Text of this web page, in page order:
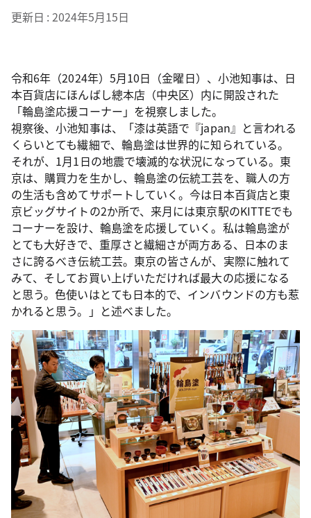
更新日 2024年5月15日
令和6年（2024年）5月10日（金曜日）、小池知事は、日
本百貨店にほんばし總本店（中央区）内に開設された
「輪島塗応援コーナー」を視察しました。
視察後、小池知事は、「漆は英語で『japan』と言われる
くらいとても繊細で、輪島塗は世界的に知られている。
それが、1月1日の地震で壊滅的な状況になっている。東
京は、購買力を生かし、輪島塗の伝統工芸を、職人の方
の生活も含めてサポートしていく。今は日本百貨店と東
京ビッグサイトの2か所で、来月には東京駅のKITTEでも
コーナーを設け、輪島塗を応援していく。私は輪島塗が
とても大好きで、重厚さと繊細さが両方ある、日本のま
さに誇るべき伝統工芸。東京の皆さんが、実際に触れて
みて、そしてお買い上げいただければ最大の応援になる
と思う。色使いはとても日本的で、インバウンドの方も惹
かれると思う。」と述べました。